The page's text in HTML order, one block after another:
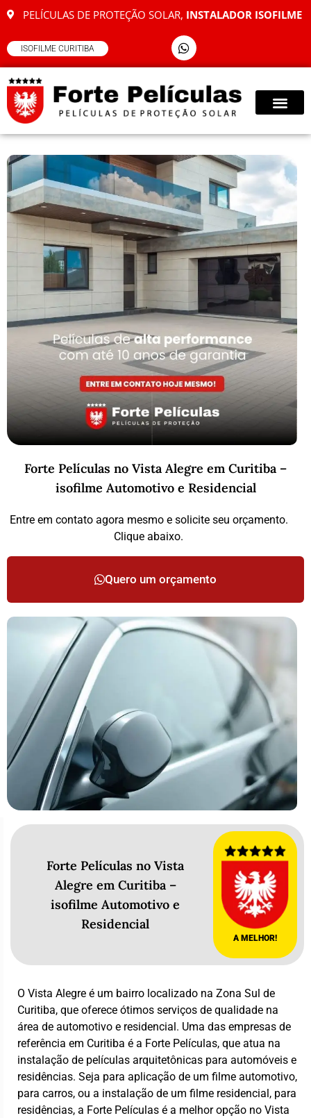
PELÍCULAS DE PROTEÇÃO SOLAR, INSTALADOR ISOFILME
ISOFILME CURITIBA
Forte Películas no Vista Alegre em Curitiba –
isofilme Automotivo e Residencial
Entre em contato agora mesmo e solicite seu orçamento.
Clique abaixo.
Quero um orçamento
Forte Películas no Vista
Alegre em Curitiba –
isofilme Automotivo e
Residencial
A MELHOR!
O Vista Alegre é um bairro localizado na Zona Sul de
Curitiba, que oferece ótimos serviços de qualidade na
área de automotivo e residencial. Uma das empresas de
referência em Curitiba é a Forte Películas, que atua na
instalação de películas arquitetônicas para automóveis e
residências. Seja para aplicação de um filme automotivo,
para carros, ou a instalação de um filme residencial, para
residências, a Forte Películas é a melhor opção no Vista